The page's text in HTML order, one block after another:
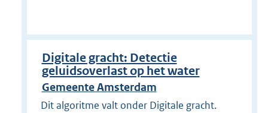
Digitale gracht: Detectie
geluidsoverlast op het water
Gemeente Amsterdam
Dit algoritme valt onder Digitale gracht.